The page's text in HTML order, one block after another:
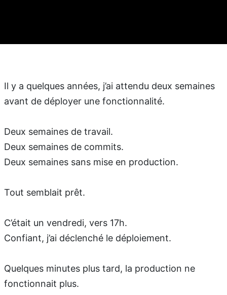
Il y a quelques années, j’ai attendu deux semaines
avant de déployer une fonctionnalité.
Deux semaines de travail.
Deux semaines de commits.
Deux semaines sans mise en production.
Tout semblait prêt.
C’était un vendredi, vers 17h.
Confiant, j’ai déclenché le déploiement.
Quelques minutes plus tard, la production ne
fonctionnait plus.